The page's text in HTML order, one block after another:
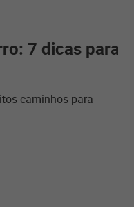
7 dicas para
caminhos para